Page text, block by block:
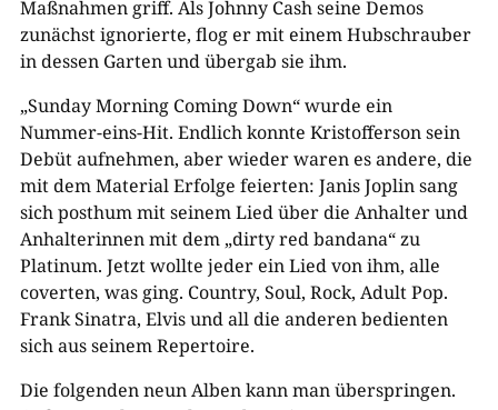
Maßnahmen griff. Als Johnny Cash seine Demos
zunächst ignorierte, flog er mit einem Hubschrauber
in dessen Garten und übergab sie ihm.
„Sunday Morning Coming Down“ wurde ein
Nummer-eins-Hit. Endlich konnte Kristofferson sein
Debüt aufnehmen, aber wieder waren es andere, die
mit dem Material Erfolge feierten: Janis Joplin sang
sich posthum mit seinem Lied über die Anhalter und
Anhalterinnen mit dem „dirty red bandana“ zu
Platinum. Jetzt wollte jeder ein Lied von ihm, alle
coverten, was ging. Country, Soul, Rock, Adult Pop.
Frank Sinatra, Elvis und all die anderen bedienten
sich aus seinem Repertoire.
Die folgenden neun Alben kann man überspringen.